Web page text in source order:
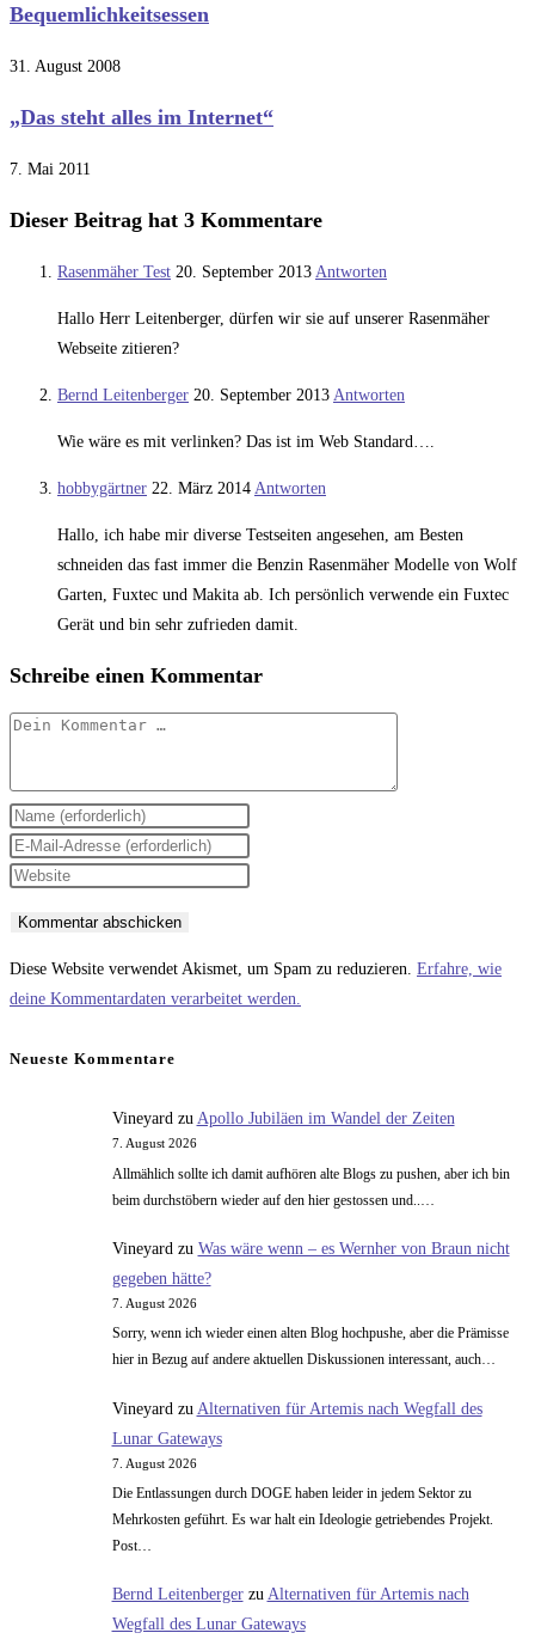
Bequemlichkeitsessen
31. August 2008
„Das steht alles im Internet“
7. Mai 2011
Dieser Beitrag hat 3 Kommentare
Rasenmäher Test 20. September 2013 Antworten
Hallo Herr Leitenberger, dürfen wir sie auf unserer Rasenmäher
Webseite zitieren?
Bernd Leitenberger 20. September 2013 Antworten
Wie wäre es mit verlinken? Das ist im Web Standard….
hobbygärtner 22. März 2014 Antworten
Hallo, ich habe mir diverse Testseiten angesehen, am Besten
schneiden das fast immer die Benzin Rasenmäher Modelle von Wolf
Garten, Fuxtec und Makita ab. Ich persönlich verwende ein Fuxtec
Gerät und bin sehr zufrieden damit.
Schreibe einen Kommentar
Kommentar
Gib
deinen
Namen
zum
Kommentieren
Gib
deine
Adresse
zum
ein
Gib
URL
ein
Diese Website verwendet Akismet, um Spam zu reduzieren. Erfahre, wie
deine Kommentardaten verarbeitet werden.
Neueste Kommentare
Vineyardzu Apollo Jubiläen im Wandel der Zeiten
7. August 2026
Allmählich sollte ich damit aufhören alte Blogs zu pushen, aber ich bin
beim durchstöbern wieder auf den hier gestossen und..…
Vineyard zu Was wäre wenn – es Wernher von Braun nicht
gegeben hätte?
7. August 2026
Sorry, wenn ich wieder einen alten Blog hochpushe, aber die Prämisse
hier in Bezug auf andere aktuellen Diskussionen interessant, auch…
Vineyard zu Alternativen für Artemis nach Wegfall des
Lunar Gateways
7. August 2026
Die Entlassungen durch DOGE haben leider in jedem Sektor zu
Mehrkosten geführt. Es war halt ein Ideologie getriebendes Projekt.
Post…
Bernd Leitenbergerzu Alternativen für Artemis nach
Wegfall des Lunar Gateways